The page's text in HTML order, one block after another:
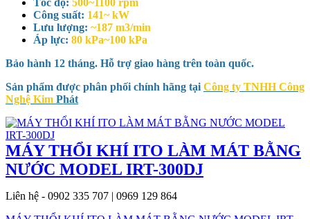
Công suất: 141~ kW
Lưu lượng: ~187 m3/min
Áp lực: 80 kPa~100 kPa
Bảo hành 12 tháng. Hỗ trợ giao hàng trên toàn quốc.
Sản phẩm được phân phối chính hãng tại Công ty TNHH Công
Nghệ Kim Phát
MÁY THỔI KHÍ ITO LÀM MÁT BẰNG
NƯỚC MODEL IRT-300DJ
Liên hệ - 0902 335 707 | 0969 129 864